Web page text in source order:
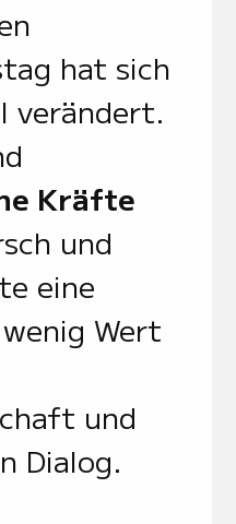
hat sich
verändert.
Kräfte
und
eine
Wert
und
Dialog.